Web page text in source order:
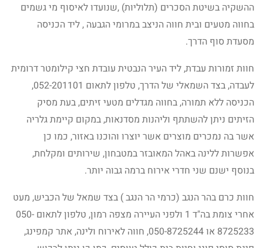
ההשקיה בשיטת הסכרים (תלוליות) ,שנועדו לאיסוף מי גשמים
בחווה מטעים ובית חווה הניצב במרומי הגבעה , ליד הכניסה
מסעדת סוף הדרך.
חוות זמורות עבדת, ליד העיר הנבטית עובדת חצי קילומטר דרומית
לעבדה, בצד השמאלי של הדרך, טלפון לתאום 052-201101,
הכניסה ללא תמורה, בחווה מגדלים מטעי זיתים, בעת מסיק
הזיתים ניתן להשתתף וליהנות מסדנאות, במקום קיימת גלריה
אשר בה נמכרים מוצרים אשר יוצרו והוכנו באזור, כמו כן
אפשרות ללינה באהל המאובזר במטבחון, שירותים ומקלחת,
בנוסף ישנם שני חדרי אירוח ברמה גבוה יותר.
חוות כרם בהר הנגב (כרמי הר הנגב ) בצד שמאל של הכביש, מעט
אחרי צומת בה"ד 1 ולפני העיירה מצפה רמון, טלפון לתאום 050-
8725233 או 050-8725244, חווה לאירוח ולינה, אתר קמפינג,